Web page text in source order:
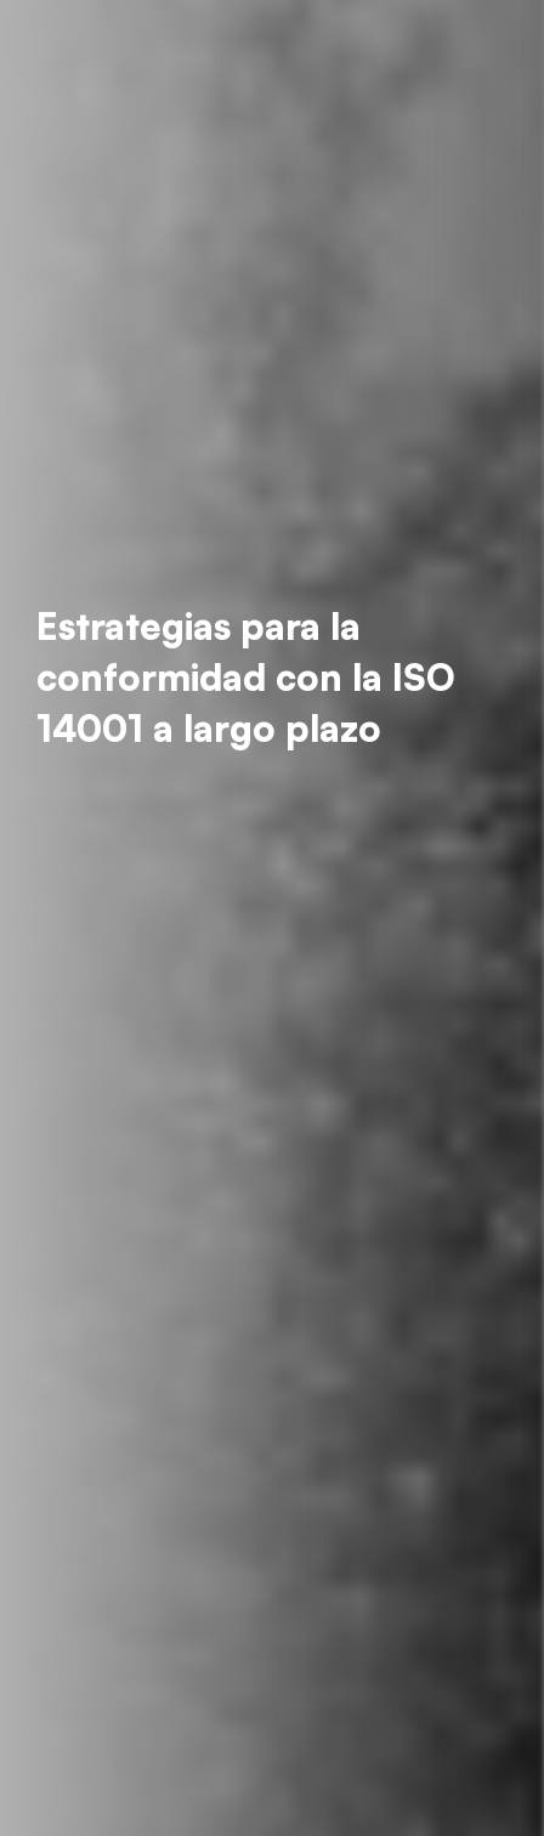
Estrategias para la
conformidad con la ISO
14001 a largo plazo